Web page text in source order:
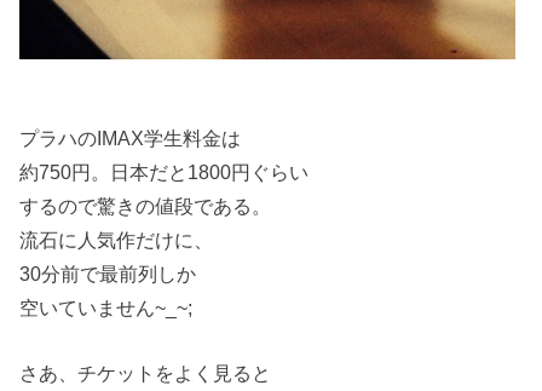
プラハのIMAX学生料金は
約750円。日本だと1800円ぐらい
するので驚きの値段である。
流石に人気作だけに、
30分前で最前列しか
空いていません~_~;
さあ、チケットをよく見ると